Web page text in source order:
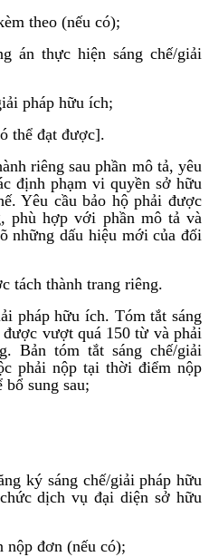
theo (nếu có);
án thực hiện sáng chế/giải
pháp hữu ích;
thể đạt được].
riêng sau phần mô tả, yêu
định phạm vi quyền sở hữu
Yêu cầu bảo hộ phải được
phù hợp với phần mô tả và
những dấu hiệu mới của đối
tách thành trang riêng.
pháp hữu ích. Tóm tắt sáng
vượt quá 150 từ và phải
Bản tóm tắt sáng chế/giải
phải nộp tại thời điểm nộp
sung sau;
ký sáng chế/giải pháp hữu
dịch vụ đại diện sở hữu
nộp đơn (nếu có);